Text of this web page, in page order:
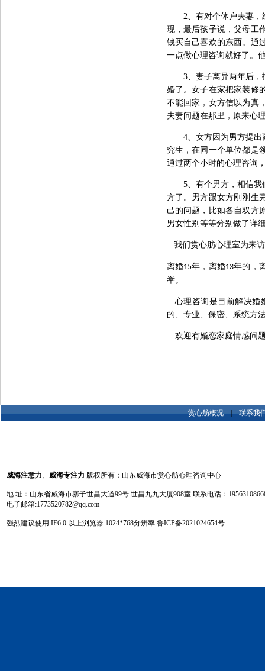
2、 有对个体户夫妻
现，最后孩子说，父母工
钱买自己喜欢的东西。通
一点做心理咨询就好了。
3、 妻子离异两年后
婚了。女子在家把家装修
不能回家，女方信以为真
夫妻问题在那里，原来心
4、 女方因为男方提
究生，在同一个单位都是
通过两个小时的心理咨询
5、 有个男方，相信
方了。男方跟女方刚刚生
己的问题，比如各自双方
男女性别等等分别做了详
我们赏心舫心理室为来
离婚15年，离婚13年的，
举。
心理咨询是目前解决婚
的、专业、保密、系统方
欢迎有婚恋家庭情感问
赏心舫概况|联系我
威海注意力、 威海专注力 版权所有：山东威海市赏心舫心理咨询中心
地 址：山东省威海市寨子世昌大道99号 世昌九九大厦908室 联系电话：
电子邮箱:1773520782@qq.com
强烈建议使用 IE6.0 以上浏览器 1024*768分辨率 鲁ICP备2021024654号